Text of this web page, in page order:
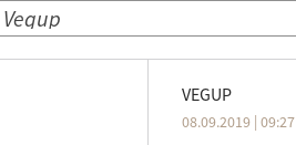
Vegup
VEGUP
08.09.2019 | 09:27